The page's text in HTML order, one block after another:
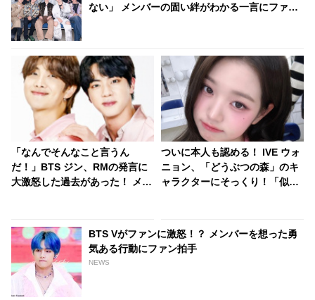
ない」 メンバーの固い絆がわかる一言にファン
「なんでそんなこと言うん
だ！」BTS ジン、RMの発言に
大激怒した過去があった！ メン
ンションも100点満点なジンの
姿にファンから「何度見ても面
白い」の声殺到
ついに本人も認める！ IVE ウォ
ニョン、「どうぶつの森」のキ
ャラクターにそっくり！「似て
いったいナゼ？ かわいすぎる理
由にファン悶絶
BTS Vがファンに激怒！？ メンバーを想った勇
気ある行動にファン拍手
NEWS